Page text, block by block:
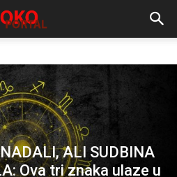
ALI SUDBINA
Ova tri znaka ulaze u